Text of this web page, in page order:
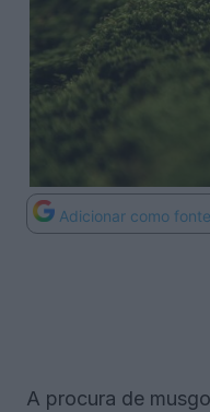
Adicionar como
A procura de